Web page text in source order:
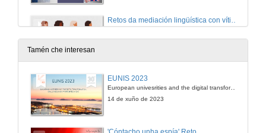
Conferencia
18 de out. de 2022
Conferencia
Tamén che interesan
EUNIS 2023
European univesrities and the digital transformation: challenges and opportunities ahead
14 de xuño de 2023